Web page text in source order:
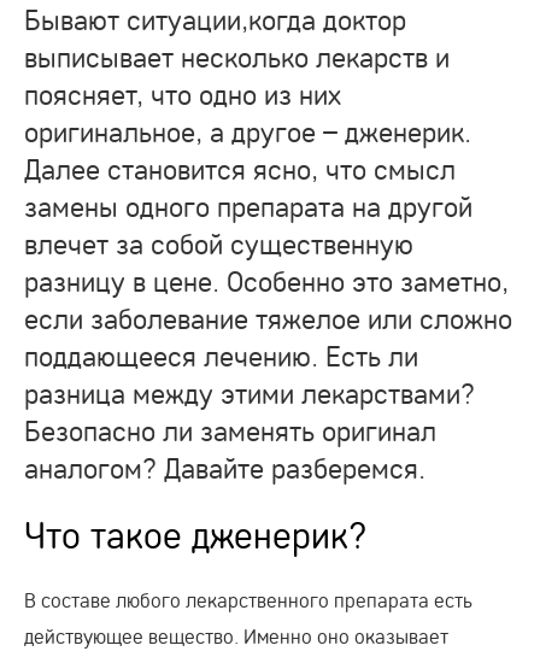
Бывают ситуации,когда доктор
выписывает несколько лекарств и
поясняет, что одно из них
оригинальное, а другое – дженерик.
Далее становится ясно, что смысл
замены одного препарата на другой
влечет за собой существенную
разницу в цене. Особенно это заметно,
если заболевание тяжелое или сложно
поддающееся лечению. Есть ли
разница между этими лекарствами?
Безопасно ли заменять оригинал
аналогом? Давайте разберемся.
Что такое дженерик?
В составе любого лекарственного препарата есть
действующее вещество. Именно оно оказывает